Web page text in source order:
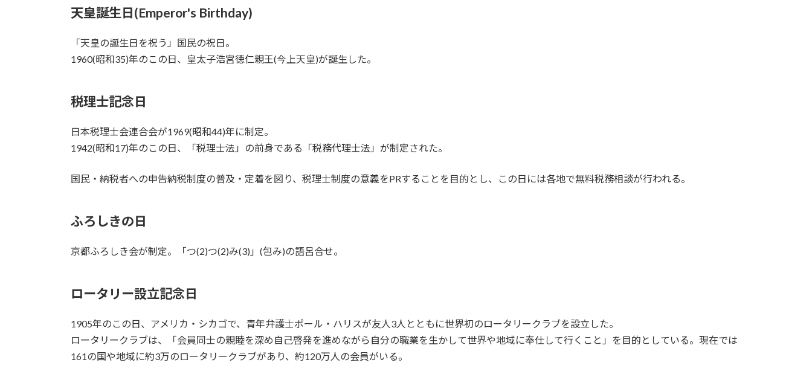
天皇誕生日(Emperor's Birthday)
天皇の誕生日を祝う
国民の祝日。
1960(昭和35)年のこの日、皇太子浩宮徳仁親王(今上天皇)が誕生した。
税理士記念日
日本税理士会連合会が1969(昭和44)年に制定。
1942(昭和17)年のこの日、「税理士法」の前身である「税務代理士法」が制定された。
国民・納税者への申告納税制度の普及・定着を図り、税理士制度の意義をPRすることを目的とし、この日には各地で無料税務相談が行われる。
ふろしきの日
京都ふろしき会が制定。「つ(2)つ(2)み(3)」(包み)の語呂合せ。
ロータリー設立記念日
1905年のこの日、アメリカ・シカゴで、青年弁護士ポール・ハリスが友人3人とともに世界初のロータリークラブを設立した。
ロータリークラブは、「会員同士の親睦を深め自己啓発を進めながら自分の職業を生かして世界や地域に奉仕して行くこと」を目的としている。現在では
161の国や地域に約3万のロータリークラブがあり、約120万人の会員がいる。